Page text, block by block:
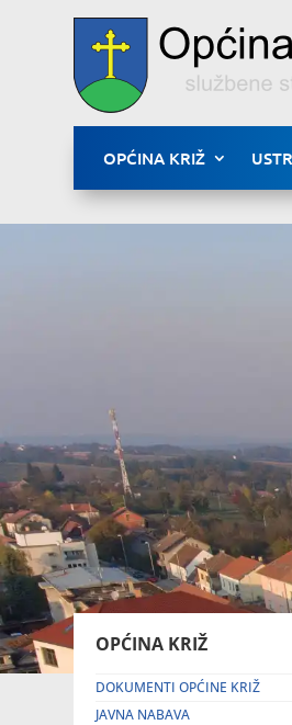
OPĆINA KRIŽ
OPĆINA KRIŽ
DOKUMENTI OPĆINE KRIŽ
JAVNA NABAVA